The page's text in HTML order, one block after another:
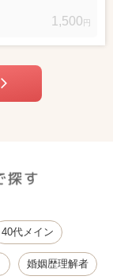
1,500 円
40代メイン
婚姻歴理解者